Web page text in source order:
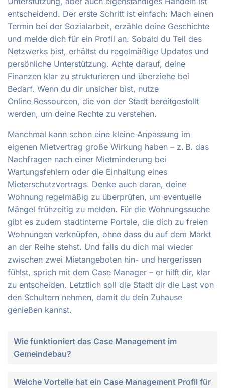
entscheidend. Der erste Schritt ist einfach: Mach einen
Termin bei der Sozialarbeit, erzähle deine Geschichte
und melde dich für ein Profil an. Sobald du Teil des
Netzwerks bist, erhältst du regelmäßige Updates und
persönliche Unterstützung. Achte darauf, deine
Finanzen klar zu strukturieren und überziehe bei
Bedarf. Wenn du dir unsicher bist, nutze
Online‑Ressourcen, die von der Stadt bereitgestellt
werden, um deine Rechte zu verstehen.
Manchmal kann schon eine kleine Anpassung im
eigenen Mietvertrag große Wirkung haben – z. B. das
Nachfragen nach einer Mietminderung bei
Wartungsfehlern oder die Einhaltung eines
Mieterschutzvertrags. Denke auch daran, deine
Wohnung regelmäßig zu überprüfen, um eventuelle
Mängel frühzeitig zu melden. Für die Wohnungssuche
gibt es zudem stadtinterne Portale, die dich zu freien
Wohnungen verknüpfen, ohne dass du auf dem Markt
an der Reihe stehst. Und falls du dich mal wieder
zwischen zwei Mietangeboten hin- und hergerissen
fühlst, sprich mit dem Case Manager – er hilft dir, klar
zu entscheiden. Letztlich soll die Stadt dir die Last von
den Schultern nehmen, damit du dein Zuhause
genießen kannst.
Wie funktioniert das Case Management im
Gemeindebau?
Welche Vorteile hat ein Case Management Profil für